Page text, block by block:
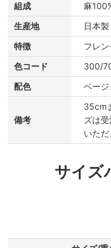
組成
麻
生産地
日本製
特徴
フレ
色コード
300/
配色
ベー
備考
35cm
ズは
いただ
サイズ